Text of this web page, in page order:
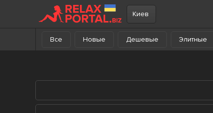
Киев
Все Новые Дешевые Элитные